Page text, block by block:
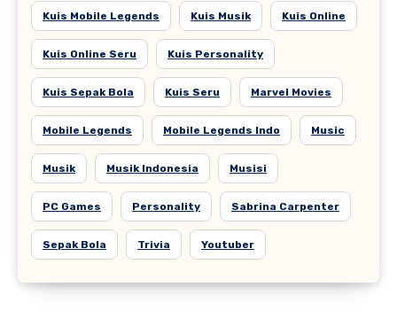
Kuis Mobile Legends Kuis Musik Kuis Online
Kuis Online Seru Kuis Personality
Kuis Sepak Bola Kuis Seru Marvel Movies
Mobile Legends Mobile Legends Indo Music
Musik Musik Indonesia Musisi
PC Games Personality Sabrina Carpenter
Sepak Bola Trivia Youtuber